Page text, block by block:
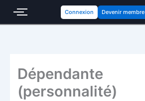
Connexion Devenir membre
Dépendante
(personnalité)